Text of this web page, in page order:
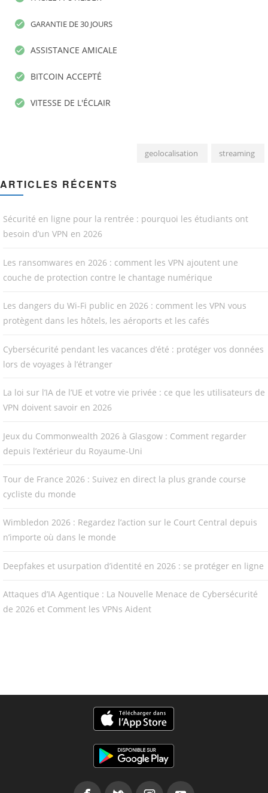
GARANTIE DE 30 JOURS
ASSISTANCE AMICALE
BITCOIN ACCEPTÉ
VITESSE DE L'ÉCLAIR
geolocalisation streaming
ARTICLES RÉCENTS
Sécurité en ligne pour la rentrée : pourquoi les étudiants ont
besoin d’un VPN en 2026
Les ransomwares en 2026 : comment les VPN ajoutent une
couche de protection contre le chantage numérique
Les dangers du Wi-Fi public en 2026 : comment les VPN vous
protègent dans les hôtels, les aéroports et les cafés
Cybersécurité pendant les vacances d’été : protéger vos données
lors de voyages à l’étranger
La loi sur l’IA de l’UE et votre vie privée : ce que les utilisateurs de
VPN doivent savoir en 2026
Jeux du Commonwealth 2026 à Glasgow : Comment regarder
depuis l’extérieur du Royaume-Uni
Tour de France 2026 : Suivez en direct la plus grande course
cycliste du monde
Wimbledon 2026 : Regardez l’action sur le Court Central depuis
n’importe où dans le monde
Deepfakes et usurpation d’identité en 2026 : se protéger en ligne
Attaques d’IA Agentique : La Nouvelle Menace de Cybersécurité
de 2026 et Comment les VPNs Aident